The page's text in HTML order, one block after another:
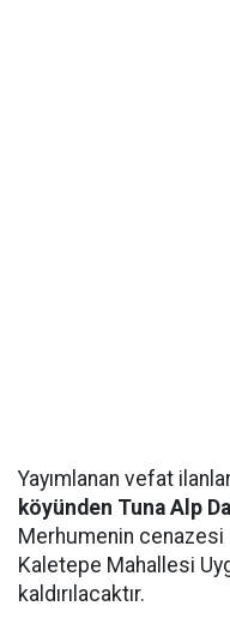
Yayımlanan vefat
köyünden Tuna Alp Dal
Merhumenin cenazesi
Kaletepe Mahallesi
kaldırılacaktır.